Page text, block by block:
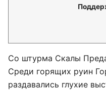
Со штурма Скалы
Среди горящих руин
раздавались глухие